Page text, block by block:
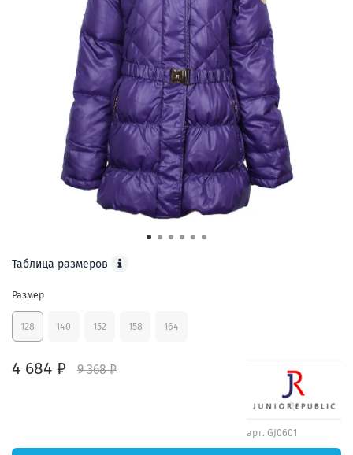
4 684 ₽ 9 368 ₽
арт. GJ0601
Таблица размеров
Размер
128 140 152 158 164